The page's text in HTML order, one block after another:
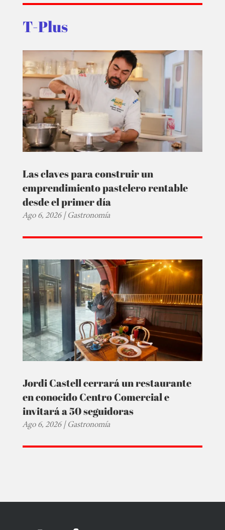
T-Plus
Las claves para construir un
emprendimiento pastelero rentable
desde el primer día
Ago 6, 2026|Gastronomía
Jordi Castell cerrará un restaurante
en conocido Centro Comercial e
invitará a 50 seguidoras
Ago 6, 2026|Gastronomía